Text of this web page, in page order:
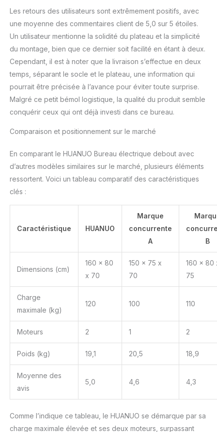
Les retours des utilisateurs sont extrêmement positifs, avec
une moyenne des commentaires client de 5,0 sur 5 étoiles.
Un utilisateur mentionne la solidité du plateau et la simplicité
du montage, bien que ce dernier soit facilité en étant à deux.
Cependant, il est à noter que la livraison s’effectue en deux
temps, séparant le socle et le plateau, une information qui
pourrait être précisée à l’avance pour éviter toute surprise.
Malgré ce petit bémol logistique, la qualité du produit semble
conquérir ceux qui ont déjà investi dans ce bureau.
Comparaison et positionnement sur le marché
En comparant le HUANUO Bureau électrique debout avec
d’autres modèles similaires sur le marché, plusieurs éléments
ressortent. Voici un tableau comparatif des caractéristiques
clés :
Caractéristique HUANUO
Marque
concurrente
A
B
Dimensions (cm)
160 x 80
x 70
150 x 75 x
70
160 x 80
75
Charge
maximale (kg)
120 100 110
Moteurs 2 1 2
Poids (kg) 19,1 20,5 18,9
Moyenne des
avis
5,0 4,6 4,3
Comme l’indique ce tableau, le HUANUO se démarque par sa
charge maximale élevée et ses deux moteurs, surpassant